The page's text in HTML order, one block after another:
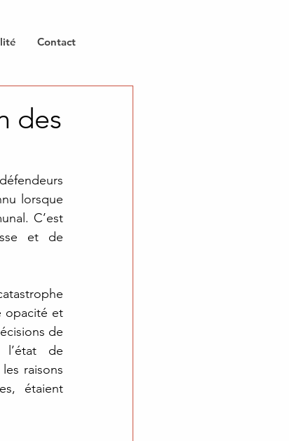
Contact
des
lorsque
C’est
et de
opacité et
de
l’état de
raisons
étaient